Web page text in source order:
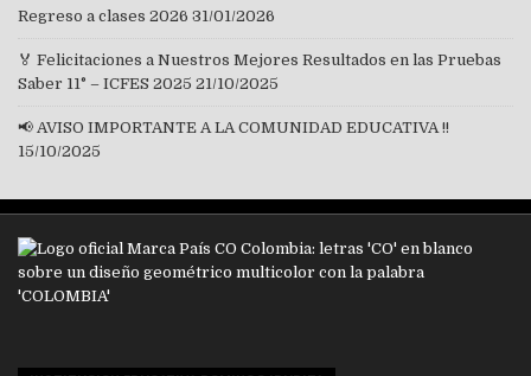
Regreso a clases 2026 31/01/2026
🏅 Felicitaciones a Nuestros Mejores Resultados en las Pruebas
Saber 11° – ICFES 2025 21/10/2025
📢 AVISO IMPORTANTE A LA COMUNIDAD EDUCATIVA !!
15/10/2025